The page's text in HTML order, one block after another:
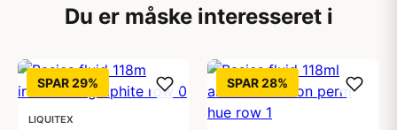
Du er måske interesseret i
SPAR 29%
LIQUITEX
SPAR 28%